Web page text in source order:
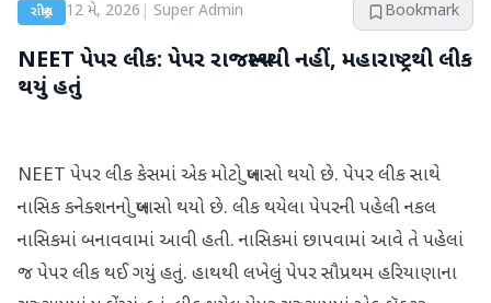
રાષ્ટ્રીય 12 મે, 2026 Super Admin Bookmark
NEET પેપર લીક: પેપર રાજસ્થાનથી નહીં, મહારાષ્ટ્રથી લીક
થયું હતું
NEET પેપર લીક કેસમાં એક મોટો ખુલાસો થયો છે. પેપર લીક સાથે
નાસિક કનેક્શનનો ખુલાસો થયો છે. લીક થયેલા પેપરની પહેલી નકલ
નાસિકમાં બનાવવામાં આવી હતી. નાસિકમાં છાપવામાં આવે તે પહેલાં
જ પેપર લીક થઈ ગયું હતું. હાથથી લખેલું પેપર સૌપ્રથમ હરિયાણાના